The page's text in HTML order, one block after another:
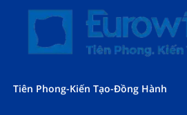
Tiên Phong-Kiến Tạo-Đồng Hành